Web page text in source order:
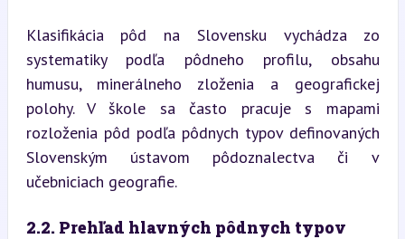
Klasifikácia pôd na Slovensku vychádza zo
systematiky podľa pôdneho profilu, obsahu
humusu, minerálneho zloženia a geografickej
polohy. V škole sa často pracuje s mapami
rozloženia pôd podľa pôdnych typov definovaných
Slovenským ústavom pôdoznalectva či v
učebniciach geografie.
2.2. Prehľad hlavných pôdnych typov